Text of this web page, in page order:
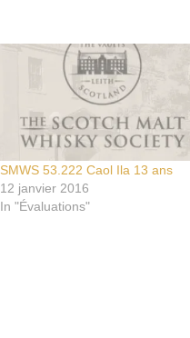
SMWS 53.222 Caol Ila 13 ans
12 janvier 2016
In "Évaluations"